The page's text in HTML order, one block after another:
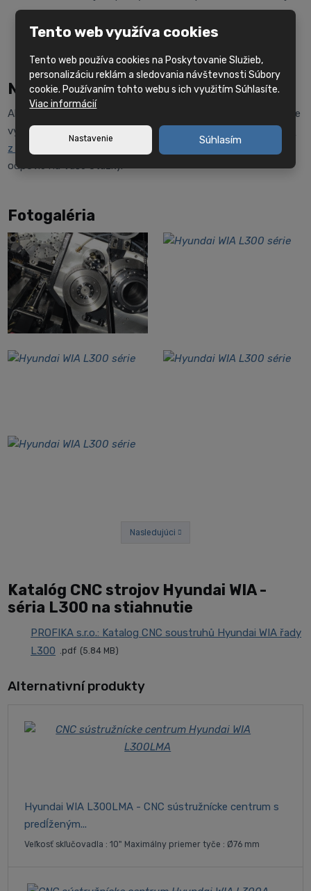
efektivite a udržateľnosti vo výrobe.
Nezáväzná ponuka
Ak máte záujem o nezáväznú ponuku tohto stroja, neváhajte
využiť náš
kontaktný formuláralebo
kontaktovať niektorého
z našich predajcov
. Radi Vám poskytnú všetky informácie a
odpovie na Vaše otázky.
Fotogaléria
Nasledujúci
Katalóg CNC strojov Hyundai WIA -
séria L300 na stiahnutie
PROFIKA s.r.o.: Katalog CNC soustruhů Hyundai WIA řady
L300
pdf 5.84 MB
Alternativní produkty
Hyundai WIA L300LMA - CNC sústružnícke centrum s
predĺženým...
Veľkosť skľučovadla : 10" Maximálny priemer tyče : Ø76 mm
Tento web využíva cookies
Tento web používa cookies na Poskytovanie Služieb,
personalizáciu reklám a sledovania návštevnosti Súbory
cookie. Používaním tohto webu s ich využitím Súhlasíte.
Viac informácií
Nastavenie Súhlasím